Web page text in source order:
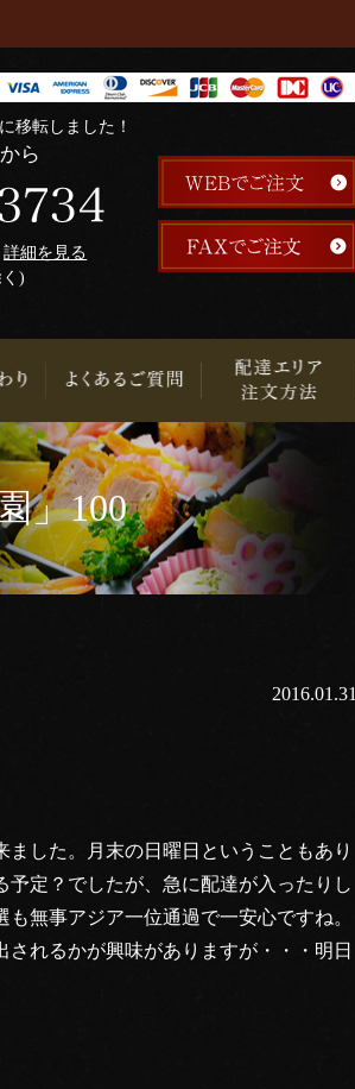
移転しました！
ら
詳細を見る
)
」100
2016.01.31
した。月末の日曜日ということもあり
定？でしたが、急に配達が入ったりし
無事アジア一位通過で一安心ですね。
れるかが興味がありますが・・・明日